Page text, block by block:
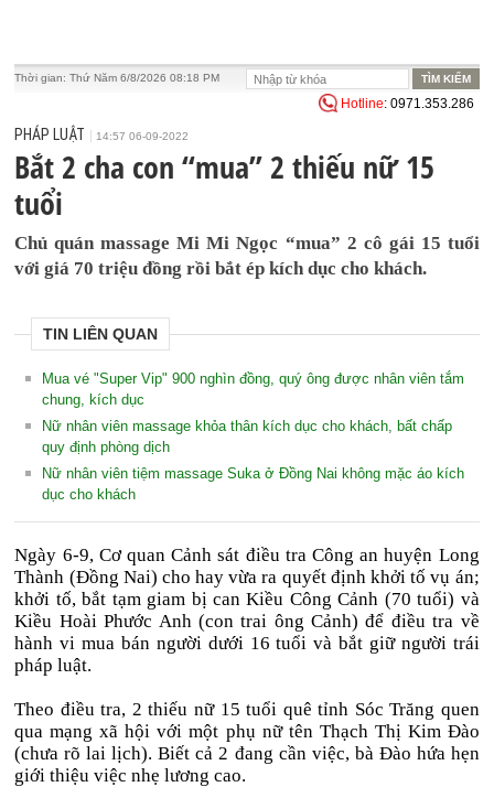
Thời gian:Thứ Năm 6/8/2026 08:18 PM
Hotline: 0971.353.286
PHÁP LUẬT 14:57 06-09-2022
Bắt 2 cha con “mua” 2 thiếu nữ 15
tuổi
Chủ quán massage Mi Mi Ngọc “mua” 2 cô gái 15 tuổi
với giá 70 triệu đồng rồi bắt ép kích dục cho khách.
TIN LIÊN QUAN
Mua vé "Super Vip" 900 nghìn đồng, quý ông được nhân viên tắm
chung, kích dục
Nữ nhân viên massage khỏa thân kích dục cho khách, bất chấp
quy định phòng dịch
Nữ nhân viên tiệm massage Suka ở Đồng Nai không mặc áo kích
dục cho khách
Ngày 6-9, Cơ quan Cảnh sát điều tra Công an huyện Long
Thành (Đồng Nai) cho hay vừa ra quyết định khởi tố vụ án;
khởi tố, bắt tạm giam bị can Kiều Công Cảnh (70 tuổi) và
Kiều Hoài Phước Anh (con trai ông Cảnh) để điều tra về
hành vi mua bán người dưới 16 tuổi và bắt giữ người trái
pháp luật.
Theo điều tra, 2 thiếu nữ 15 tuổi quê tỉnh Sóc Trăng quen
qua mạng xã hội với một phụ nữ tên Thạch Thị Kim Đào
(chưa rõ lai lịch). Biết cả 2 đang cần việc, bà Đào hứa hẹn
giới thiệu việc nhẹ lương cao.